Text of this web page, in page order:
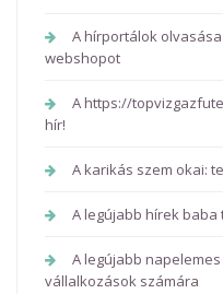
A hírportálok
webshopot
A https://
hír!
A karikás szem okai:
A legújabb hírek baba
A legújabb
vállalkozások számára